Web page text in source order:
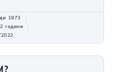
1973
години